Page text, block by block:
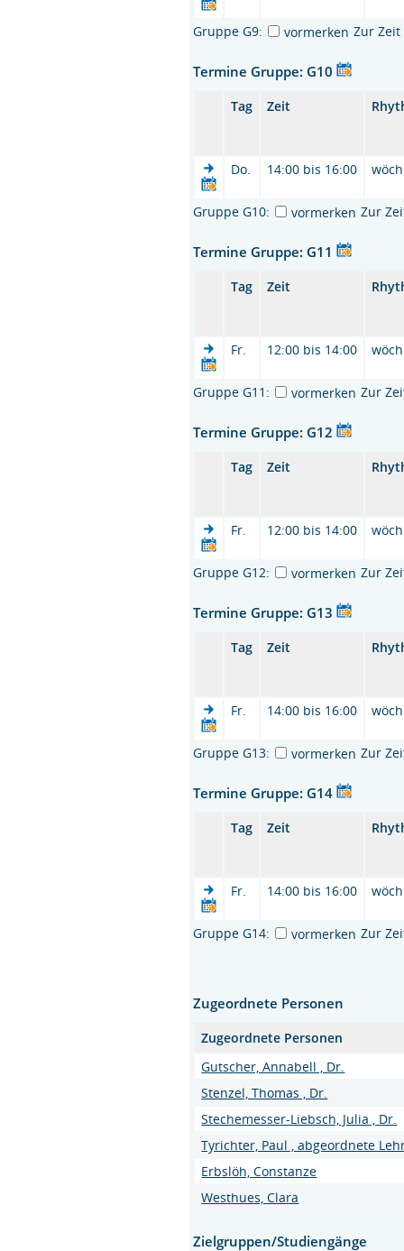
Gruppe G9: vormerken Zur
Termine Gruppe: G10
Tag Zeit
Do. 14:00 bis 16:00
Gruppe G10: vormerken Zur
Termine Gruppe: G11
Tag Zeit
Fr. 12:00 bis 14:00
Gruppe G11: vormerken Zur
Termine Gruppe: G12
Tag Zeit
Fr. 12:00 bis 14:00
Gruppe G12: vormerken Zur
Termine Gruppe: G13
Tag Zeit
Fr. 14:00 bis 16:00
Gruppe G13: vormerken Zur
Termine Gruppe: G14
Tag Zeit
Fr. 14:00 bis 16:00
Gruppe G14: vormerken Zur
Zugeordnete Personen
Zugeordnete Personen
Gutscher, Annabell , Dr.
Stenzel, Thomas , Dr.
Stechemesser-Liebsch, Julia , Dr.
Tyrichter, Paul , abgeordnete
Erbslöh, Constanze
Westhues, Clara
Zielgruppen/Studiengänge